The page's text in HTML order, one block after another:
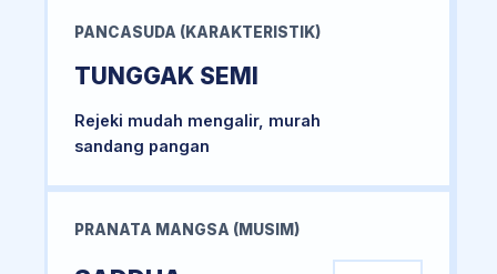
PANCASUDA (KARAKTERISTIK)
TUNGGAK SEMI
Rejeki mudah mengalir, murah
sandang pangan
PRANATA MANGSA (MUSIM)